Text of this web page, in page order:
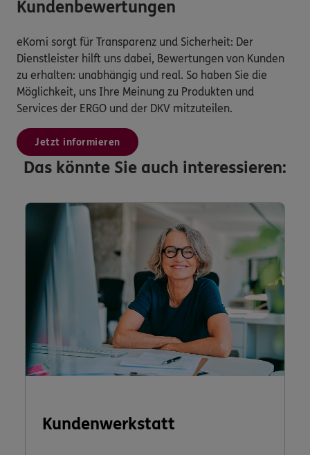
Kundenbewertungen
eKomi sorgt für Transparenz und Sicherheit: Der
Dienstleister hilft uns dabei, Bewertungen von Kunden
zu erhalten: unabhängig und real. So haben Sie die
Möglichkeit, uns Ihre Meinung zu Produkten und
Services der ERGO und der DKV mitzuteilen.
Jetzt informieren
Das könnte Sie auch interessieren:
Kundenwerkstatt